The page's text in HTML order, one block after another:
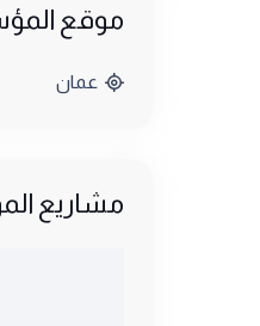
موقع
عمان
مشاريع